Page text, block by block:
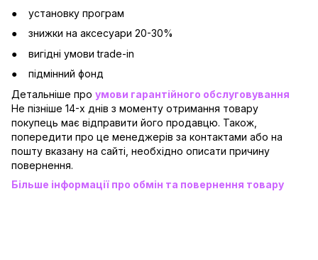
установку програм
знижки на аксесуари 20-30%
вигідні умови trade-in
підмінний фонд
Детальніше про умови гарантійного обслуговування
Не пізніше 14-х днів з моменту отримання товару
покупець має відправити його продавцю. Також,
попередити про це менеджерів за контактами або на
пошту вказану на сайті, необхідно описати причину
повернення.
Більше інформації про обмін та повернення товару